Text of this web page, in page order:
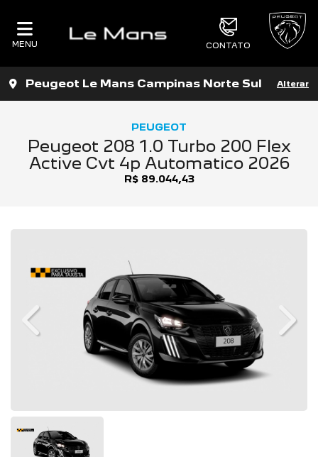
MENU CONTATO
Peugeot Le Mans Campinas Norte Sul Alterar
PEUGEOT
Peugeot 208 1.0 Turbo 200 Flex
Active Cvt 4p Automatico 2026
R$ 89.044,43
Previous Next